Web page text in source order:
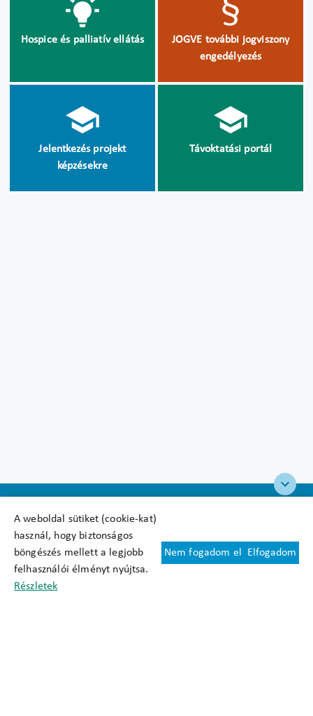
A weboldal sütiket (cookie-kat)
használ, hogy biztonságos
böngészés mellett a legjobb
felhasználói élményt nyújtsa.
Részletek
Nem fogadom el Elfogadom
Hospice és palliatív ellátás
JOGVE további jogviszony
engedélyezés
Jelentkezés projekt
képzésekre
Távoktatási portál
Felhasználási feltételek